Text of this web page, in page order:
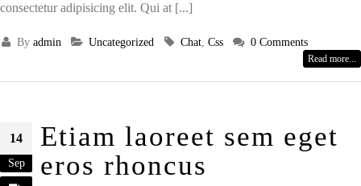
consectetur adipisicing elit. Qui at [...]
Byadmin Uncategorized Chat ,Css 0 Comments
Read more...
14
Sep
Etiam laoreet sem eget
eros rhoncus